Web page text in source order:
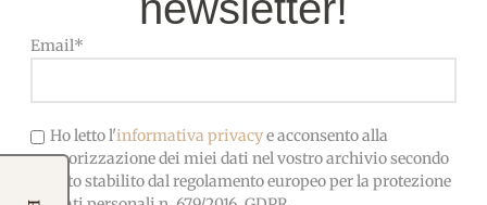
CERTIFICATO
nocive, adatto anche ai
Email*
Ho letto l'informativa privacye acconsento alla
memorizzazione dei miei dati nel vostro archivio secondo
quanto stabilito dal regolamento europeo per la protezione